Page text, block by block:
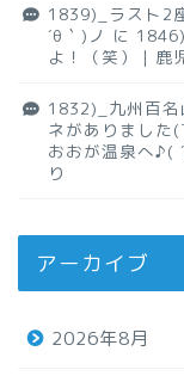
1839)_ラスト2
´θ｀)ノ に
よ！（笑）｜鹿
1832)_九州百名
ネがありました
おおが温泉へ♪(
り
アーカイブ
2026年8月